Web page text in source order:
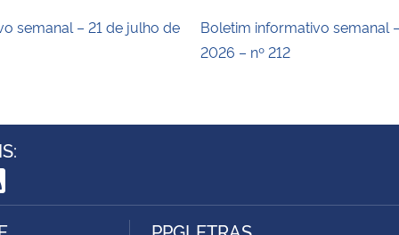
semanal – 21 de julho de
Boletim informativo semanal
2026 – nº 212